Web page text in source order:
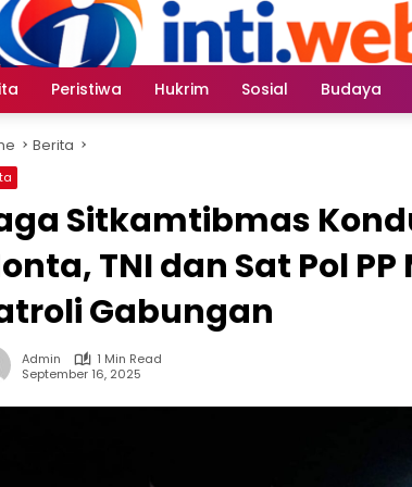
Peristiwa Hukrim Sosial Budaya
Berita
Sitkamtibmas
TNI dan Sat Pol
Gabungan
Admin
1 Min Read
September 16, 2025